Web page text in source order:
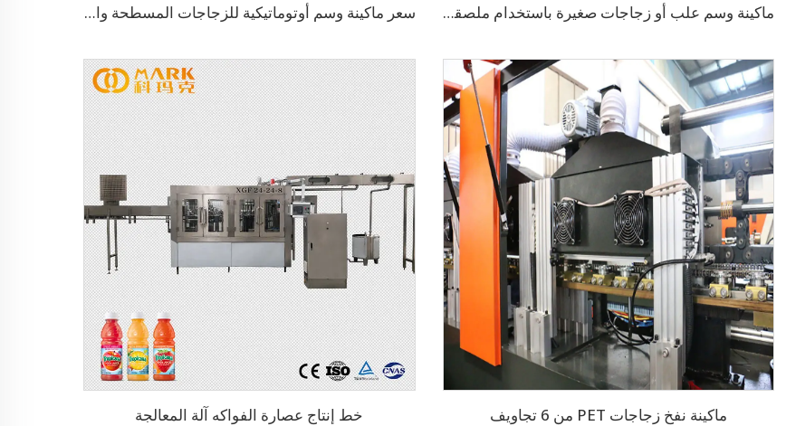
ماكينة وسم علب أو زجاجات صغيرة باستخدام ملصقات لاصقة سعر ماكينة وسم أوتوماتيكية للزجاجات المسطحة والدائرية باستخدام ملصقات لاصقة من الجهتين
ماكينة نفخ زجاجات PET من 6 تجاويف خط إنتاج عصارة الفواكه آلة المعالجة